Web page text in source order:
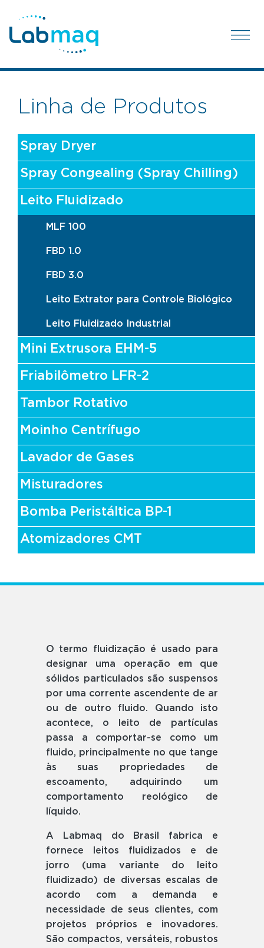
Linha de Produtos
Spray Dryer
Spray Congealing (Spray Chilling)
Leito Fluidizado
MLF 100
FBD 1.0
FBD 3.0
Leito Extrator para Controle Biológico
Leito Fluidizado Industrial
Mini Extrusora EHM-5
Friabilômetro LFR-2
Tambor Rotativo
Moinho Centrífugo
Lavador de Gases
Misturadores
Bomba Peristáltica BP-1
Atomizadores CMT
O termo fluidização é usado para
designar uma operação em que
sólidos particulados são suspensos
por uma corrente ascendente de ar
ou de outro fluido. Quando isto
acontece, o leito de partículas
passa a comportar-se como um
fluido, principalmente no que tange
às suas propriedades de
escoamento, adquirindo um
comportamento reológico de
líquido.
A Labmaq do Brasil fabrica e
fornece leitos fluidizados e de
jorro (uma variante do leito
fluidizado) de diversas escalas de
acordo com a demanda e
necessidade de seus clientes, com
projetos próprios e inovadores.
São compactos, versáteis, robustos